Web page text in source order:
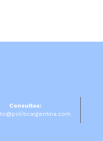
Consultas: